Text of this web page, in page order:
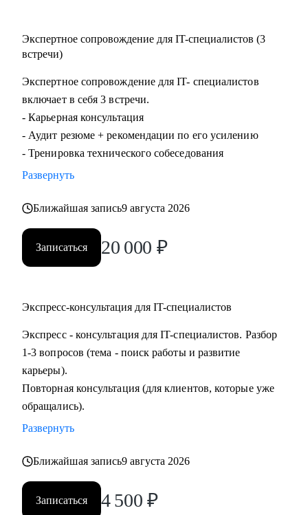
Экспертное сопровождение для IT-специалистов (3
встречи)
Экспертное сопровождение для IT- специалистов
включает в себя 3 встречи.
- Карьерная консультация
- Аудит резюме + рекомендации по его усилению
- Тренировка технического собеседования
Развернуть
Ближайшая запись9 августа 2026
Записаться 20 000 ₽
Экспресс-консультация для IT-специалистов
Экспресс - консультация для IT-специалистов. Разбор
1-3 вопросов (тема - поиск работы и развитие
карьеры).
Повторная консультация (для клиентов, которые уже
обращались).
Развернуть
Ближайшая запись9 августа 2026
Записаться 4 500 ₽